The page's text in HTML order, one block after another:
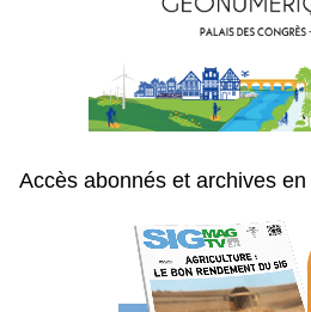
Accès abonnés et archives